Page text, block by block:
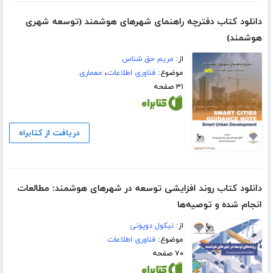
دانلود کتاب دفترچه راهنمای شهرهای هوشمند (توسعه شهری
هوشمند)
از: مریم حق شناس
موضوع:فناوری اطلاعات، معماری
۳۱ صفحه
دریافت از کتابراه
دانلود کتاب روند افزایشی توسعه در شهرهای هوشمند: مطالعات
انجام شده و توصیه‌ها
از:نیکول دوپونی
موضوع:فناوری اطلاعات
۷۰ صفحه